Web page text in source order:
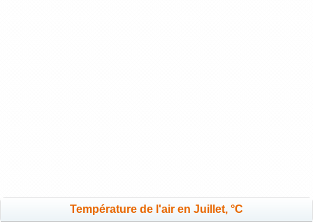
Température de l'air en Juillet, °C